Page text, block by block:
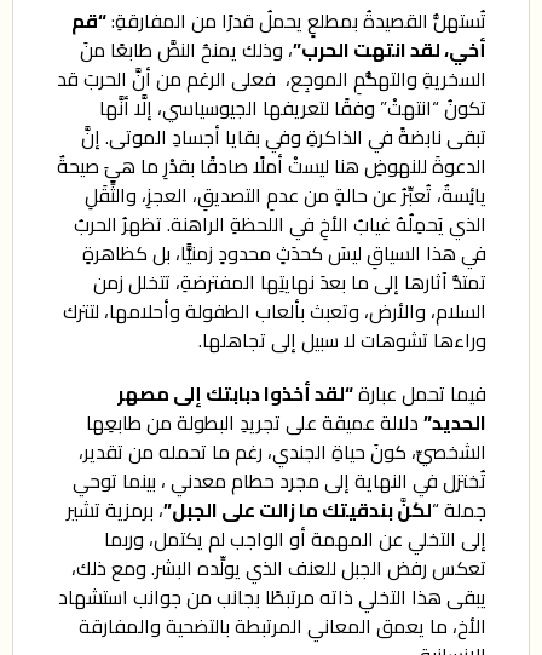
تُستهلُّ القصيدةُ بمطلعٍ يحملُ قدرًا من المفارقةِ:“قم
أخي، لقد انتهت الحرب”، وذلك يمنحُ النصَّ طابعًا منَ
السخريةِ والتهكُّمِ الموجِع، فعلى الرغم من أنَّ الحربَ قد
تكونُ “انتهتْ” وفقًا لتعريفها الجيوسياسي، إلَّا أنَّها
تبقى نابضةً في الذاكرةِ وفي بقايا أجسادِ الموتى. إنَّ
الدعوةَ للنهوضِ هنا ليستْ أملًا صادقًا بقدْرِ ما هيَ صيحةٌ
يائِسةٌ، تُعبِّرُ عن حالةٍ من عدمِ التصديقِ، العجزِ، والثِّقَلِ
الذي يَحمِلُهُ غيابُ الأخِ في اللحظةِ الراهنة. تظهرُ الحربُ
في هذا السياقِ ليسَ كحدَثٍ محدودٍ زمنيًّا، بل كظاهرةٍ
تمتدُّ آثارها إلى ما بعدَ نهايتِها المفترضةِ، تتخلل زمن
السلام، والأرض، وتعبث بألعاب الطفولة وأحلامها، لتترك
وراءها تشوهات لا سبيل إلى تجاهلها.
فيما تحمل عبارة“لقد أخذوا دبابتك إلى مصهر
الحديد”دلالة عميقة على تجريدِ البطولة من طابعِها
الشخصيِّ، كونَ حياةِ الجندي، رغم ما تحمله من تقدير،
تُختزل في النهاية إلى مجرد حطام معدني ، بينما توحي
جملة “لكنَّ بندقيتك ما زالت على الجبل”، برمزية تشير
إلى التخلي عن المهمة أو الواجب لم يكتمل، وربما
تعكس رفض الجبل للعنف الذي يولِّده البشر. ومع ذلك،
يبقى هذا التخلي ذاته مرتبطًا بجانب من جوانب استشهاد
الأخ، ما يعمق المعاني المرتبطة بالتضحية والمفارقة